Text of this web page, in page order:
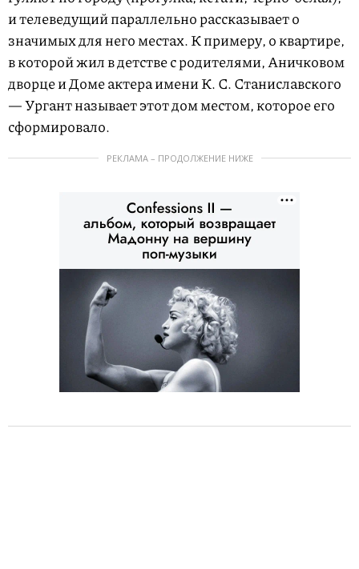
и телеведущий параллельно рассказывает о
значимых для него местах. К примеру, о квартире,
в которой жил в детстве с родителями, Аничковом
дворце и Доме актера имени К. С. Станиславского
— Ургант называет этот дом местом, которое его
сформировало.
РЕКЛАМА – ПРОДОЛЖЕНИЕ НИЖЕ